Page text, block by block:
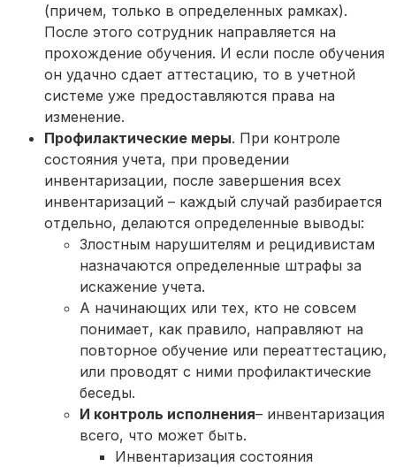
(причем, только в определенных рамках).
После этого сотрудник направляется на
прохождение обучения. И если после обучения
он удачно сдает аттестацию, то в учетной
системе уже предоставляются права на
изменение.
Профилактические меры. При контроле
состояния учета, при проведении
инвентаризации, после завершения всех
инвентаризаций – каждый случай разбирается
отдельно, делаются определенные выводы:
Злостным нарушителям и рецидивистам
назначаются определенные штрафы за
искажение учета.
А начинающих или тех, кто не совсем
понимает, как правило, направляют на
повторное обучение или переаттестацию,
или проводят с ними профилактические
беседы.
И контроль исполнения– инвентаризация
всего, что может быть.
Инвентаризация состояния